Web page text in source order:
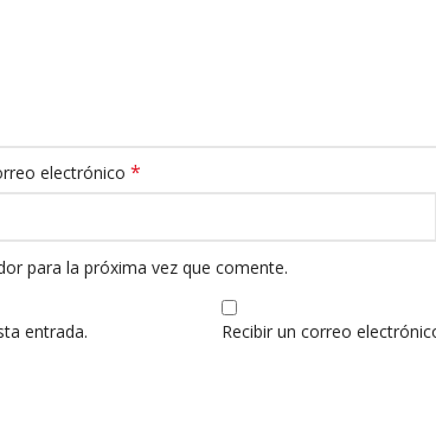
electrónico *
para la próxima vez que comente.
entrada. Recibir un correo